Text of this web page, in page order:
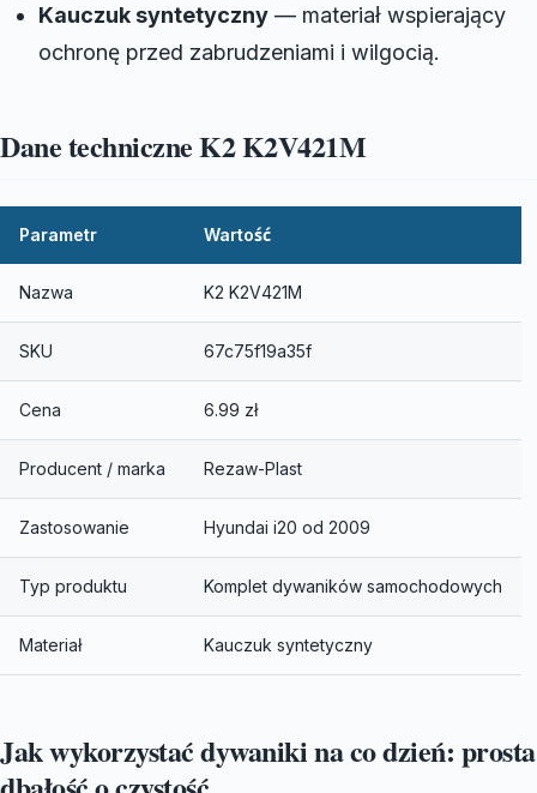
Kauczuk syntetyczny— materiał wspierający
ochronę przed zabrudzeniami i wilgocią.
Dane techniczne K2 K2V421M
Parametr Wartość
Nazwa K2 K2V421M
SKU 67c75f19a35f
Cena 6.99 zł
Producent / marka Rezaw-Plast
Zastosowanie Hyundai i20 od 2009
Typ produktu Komplet dywaników samochodowych
Materiał Kauczuk syntetyczny
Jak wykorzystać dywaniki na co dzień: prosta